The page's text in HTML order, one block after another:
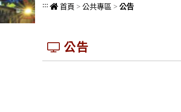
::: 首頁 > 公共專區 > 公告
公告